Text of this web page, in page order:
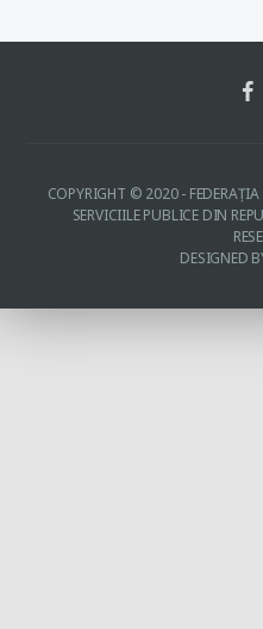
COPYRIGHT © 2020 -
SERVICIILE PUBLICE DIN
DESIGNED